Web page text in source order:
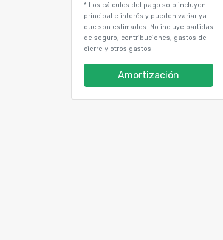
* Los cálculos del pago solo incluyen
principal e interés y pueden variar ya
que son estimados. No incluye partidas
de seguro, contribuciones, gastos de
cierre y otros gastos
Amortización